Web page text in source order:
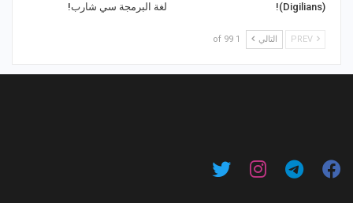
(Digilians)!
لغة البرمجة سي شارب!
التالي 1 of 99